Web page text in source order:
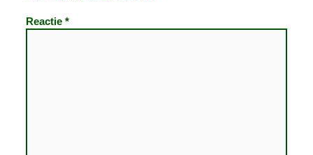
Reactie *